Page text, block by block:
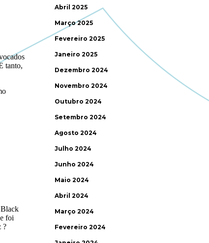
Abril 2025
Março 2025
Fevereiro 2025
Janeiro 2025
Dezembro 2024
Novembro 2024
Outubro 2024
Setembro 2024
Agosto 2024
Julho 2024
Junho 2024
Maio 2024
Abril 2024
Março 2024
Fevereiro 2024